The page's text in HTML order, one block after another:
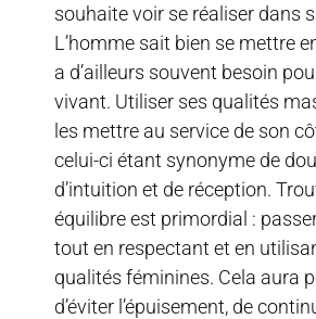
souhaite voir se réaliser dans
L’homme sait bien se mettre
a d’ailleurs souvent besoin
vivant. Utiliser ses qualités
les mettre au service de son
celui-ci étant synonyme de
d’intuition et de réception.
équilibre est primordial :
tout en respectant et en
qualités féminines. Cela aura
d’éviter l’épuisement, de